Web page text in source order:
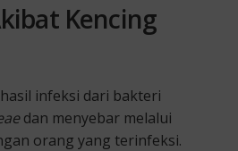
Kencing
infeksi dari bakteri
dan menyebar melalui
orang yang terinfeksi.